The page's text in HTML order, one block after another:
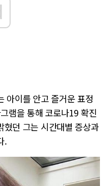
아이를 안고 즐거운 표정
램을 통해 코로나19 확진
혔던 그는 시간대별 증상과
.